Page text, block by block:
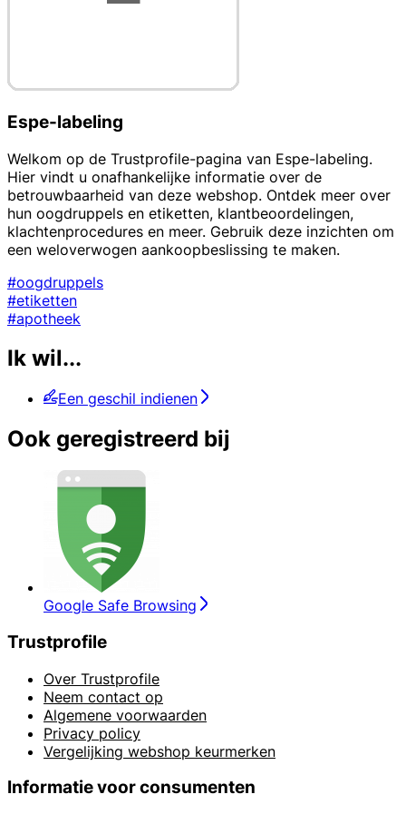
Espe-labeling
Welkom op de Trustprofile-pagina van Espe-labeling.
Hier vindt u onafhankelijke informatie over de
betrouwbaarheid van deze webshop. Ontdek meer over
hun oogdruppels en etiketten, klantbeoordelingen,
klachtenprocedures en meer. Gebruik deze inzichten om
een weloverwogen aankoopbeslissing te maken.
#oogdruppels
#etiketten
#apotheek
Ik wil...
Een geschil indienen
Ook geregistreerd bij
Google Safe Browsing
Trustprofile
Over Trustprofile
Neem contact op
Algemene voorwaarden
Privacy policy
Vergelijking webshop keurmerken
Informatie voor consumenten